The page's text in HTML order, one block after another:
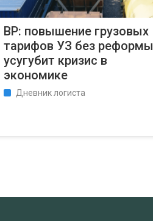
ВР: повышение грузовых
тарифов УЗ без реформы
усугубит кризис в
экономике
Дневник логиста